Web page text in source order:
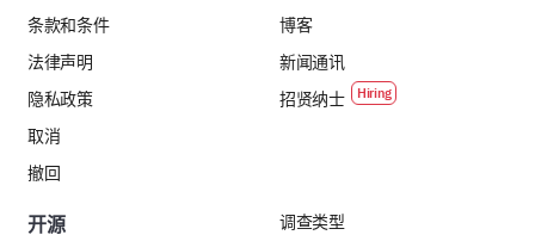
条款和条件
法律声明
隐私政策
取消
撤回
博客
新闻通讯
招贤纳士
开源 调查类型